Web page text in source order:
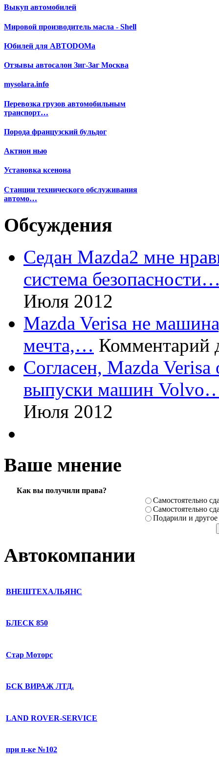
Выкуп автомобилей
Мировой производитель масла - Shell
Юбилей для АВТОDОМа
Отзывы автосалон Зиг-Заг Москва
mysolara.info
Перевозка грузов автомобильным
транспорт…
Порода французский бульдог
Актион нью
Установка ксенона
Станции технического обслуживания
автомо…
Обсуждения
Седан Mazda2 мне
система
Июля 2012
Mazda Verisa не
мечта,… Комментарий
Согласен, Mazda
выпуски машин
Июля 2012
Ваше мнение
Как вы получили права?
Самостоя­тельно
Самостоя­тельно
Подарили­ и другое
Автокомпании
ВНЕШТЕХАЛЬЯНС
БЛЕСК 850
Стар Моторс
БСК ВИРАЖ ЛТД.
LAND ROVER-SERVICE
при п-ке №102